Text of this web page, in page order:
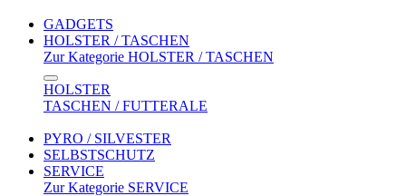
GADGETS
HOLSTER / TASCHEN
Zur Kategorie HOLSTER / TASCHEN
HOLSTER
TASCHEN / FUTTERALE
PYRO / SILVESTER
SELBSTSCHUTZ
SERVICE
Zur Kategorie SERVICE